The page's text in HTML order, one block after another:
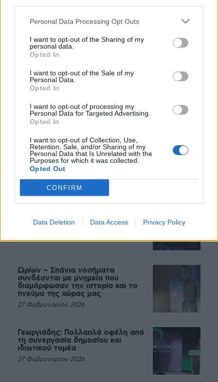
Personal Data Processing Opt Outs
I want to opt-out of the Sharing of my
personal data.
Opted In
I want to opt-out of the Sale of my
Personal Data.
Opted In
I want to opt-out of processing my
Personal Data for Targeted Advertising.
Opted In
I want to opt-out of Collection, Use,
Retention, Sale, and/or Sharing of my
Personal Data that Is Unrelated with the
Purposes for which it was collected.
Opted Out
CONFIRM
Data Deletion Data Access Privacy Policy
2 3 4
9 πράγματα που δεν πρέπει να
λέτε σε έναν επισκέπτη
27 Φεβρουαρίου 2026
Πάνω από 100 μωρά έχουν
γεννηθεί μέσω εξωσωματικής, με
την υποστήριξη της Be-Live
27 Φεβρουαρίου 2026
πάντα μετά την άσκηση
Ωρίων – Σπάνια νοσήματα
συνδέονται με μνημεία που
διαμόρφωσαν την ιστορία και το
πνεύμα της χώρας μας
27 Φεβρουαρίου 2026
Γεωργιάδης: Πολλαπλά οφέλη από
τη συνεργασία δημοσίου και
ιδιωτικού τομέα
27 Φεβρουαρίου 2026